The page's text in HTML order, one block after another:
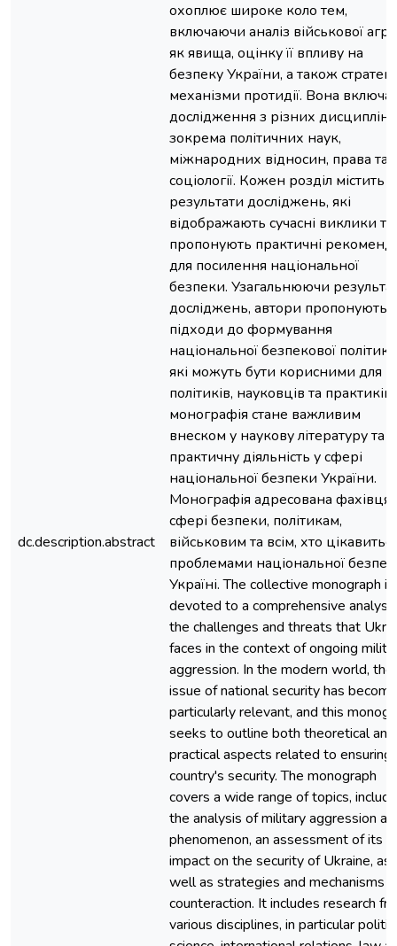
dc.description.abstract
охоплює широке коло тем,
включаючи аналіз військової
як явища, оцінку її впливу на
безпеку України, а також
механізми протидії. Вона
дослідження з різних дисциплін,
зокрема політичних наук,
міжнародних відносин, права та
соціології. Кожен розділ містить
результати досліджень, які
відображають сучасні виклики та
пропонують практичні
для посилення національної
безпеки. Узагальнюючи
досліджень, автори пропонують
підходи до формування
національної безпекової
які можуть бути корисними для
політиків, науковців та
монографія стане важливим
внеском у наукову літературу та
практичну діяльність у сфері
національної безпеки України.
Монографія адресована
сфері безпеки, політикам,
військовим та всім, хто
проблемами національної
Україні. The collective monograph is
devoted to a comprehensive
the challenges and threats that
faces in the context of ongoing
aggression. In the modern world, the
issue of national security has become
particularly relevant, and this
seeks to outline both theoretical and
practical aspects related to ensuring
country's security. The monograph
covers a wide range of topics,
the analysis of military aggression as
phenomenon, an assessment of its
impact on the security of Ukraine, as
well as strategies and mechanisms
counteraction. It includes research
various disciplines, in particular